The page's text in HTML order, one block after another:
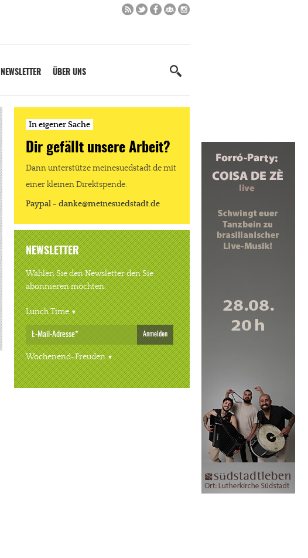
NEWSLETTER ÜBER UNS
In eigener Sache
Dir gefällt unsere Arbeit?
Dann unterstütze meinesuedstadt.de mit
einer kleinen Direktspende.
Paypal - danke@meinesuedstadt.de
NEWSLETTER
Wählen Sie den Newsletter den Sie
abonnieren möchten.
Lunch Time
Anmelden
Wochenend-Freuden